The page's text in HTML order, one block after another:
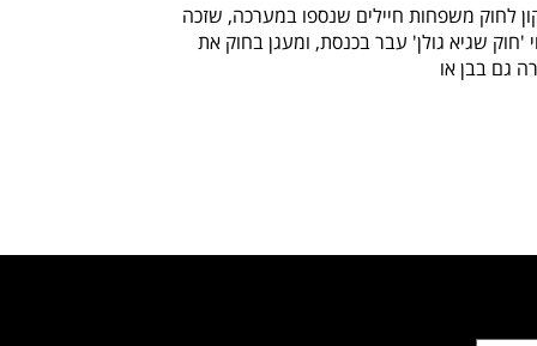
לחוק משפחות חיילים שנספו במערכה, שזכה
'חוק שגיא גולן' עבר בכנסת, ומעגן בחוק את
גם בבן או